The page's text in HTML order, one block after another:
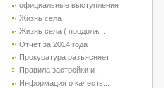
официальные выступления
Жизнь села
Жизнь села ( продолж...
Отчет за 2014 года
Прокуратура разъясняет
Правила застройки и ...
Информация о качеств...